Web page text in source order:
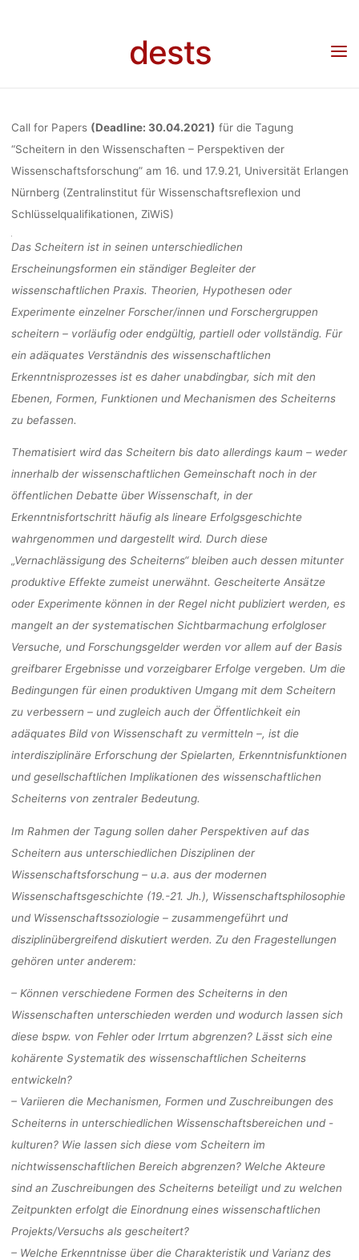
dests
AM 16.
Call for Papers: für die Tagung “Scheitern in den Wissenschaften –
Perspektiven der Wissenschaftsforschung” am 16. und 17.9.21, Universität Erlangen
Call for Papers (Deadline: 30.04.2021) für die Tagung
“Scheitern in den Wissenschaften – Perspektiven der
Wissenschaftsforschung” am 16. und 17.9.21, Universität Erlangen
Nürnberg (Zentralinstitut für Wissenschaftsreflexion und
Schlüsselqualifikationen, ZiWiS)
Das Scheitern ist in seinen unterschiedlichen
Erscheinungsformen ein ständiger Begleiter der
wissenschaftlichen Praxis. Theorien, Hypothesen oder
Experimente einzelner Forscher/innen und Forschergruppen
scheitern – vorläufig oder endgültig, partiell oder vollständig. Für
ein adäquates Verständnis des wissenschaftlichen
Erkenntnisprozesses ist es daher unabdingbar, sich mit den
Ebenen, Formen, Funktionen und Mechanismen des Scheiterns
zu befassen.
Thematisiert wird das Scheitern bis dato allerdings kaum – weder
innerhalb der wissenschaftlichen Gemeinschaft noch in der
öffentlichen Debatte über Wissenschaft, in der
Erkenntnisfortschritt häufig als lineare Erfolgsgeschichte
wahrgenommen und dargestellt wird. Durch diese
„Vernachlässigung des Scheiterns“ bleiben auch dessen mitunter
produktive Effekte zumeist unerwähnt. Gescheiterte Ansätze
oder Experimente können in der Regel nicht publiziert werden, es
mangelt an der systematischen Sichtbarmachung erfolgloser
Versuche, und Forschungsgelder werden vor allem auf der Basis
greifbarer Ergebnisse und vorzeigbarer Erfolge vergeben. Um die
Bedingungen für einen produktiven Umgang mit dem Scheitern
zu verbessern – und zugleich auch der Öffentlichkeit ein
adäquates Bild von Wissenschaft zu vermitteln –, ist die
interdisziplinäre Erforschung der Spielarten, Erkenntnisfunktionen
und gesellschaftlichen Implikationen des wissenschaftlichen
Scheiterns von zentraler Bedeutung.
Im Rahmen der Tagung sollen daher Perspektiven auf das
Scheitern aus unterschiedlichen Disziplinen der
Wissenschaftsforschung – u.a. aus der modernen
Wissenschaftsgeschichte (19.-21. Jh.), Wissenschaftsphilosophie
und Wissenschaftssoziologie – zusammengeführt und
disziplinübergreifend diskutiert werden. Zu den Fragestellungen
gehören unter anderem:
– Können verschiedene Formen des Scheiterns in den
Wissenschaften unterschieden werden und wodurch lassen sich
diese bspw. von Fehler oder Irrtum abgrenzen? Lässt sich eine
kohärente Systematik des wissenschaftlichen Scheiterns
entwickeln?
– Variieren die Mechanismen, Formen und Zuschreibungen des
Scheiterns in unterschiedlichen Wissenschaftsbereichen und -
kulturen? Wie lassen sich diese vom Scheitern im
nichtwissenschaftlichen Bereich abgrenzen? Welche Akteure
sind an Zuschreibungen des Scheiterns beteiligt und zu welchen
Zeitpunkten erfolgt die Einordnung eines wissenschaftlichen
Projekts/Versuchs als gescheitert?
– Welche Erkenntnisse über die Charakteristik und Varianz des